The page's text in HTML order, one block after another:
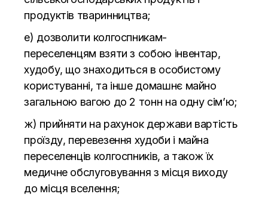
продуктів тваринництва;
е) дозволити колгоспникам-
переселенцям взяти з собою інвентар,
худобу, що знаходиться в особистому
користуванні, та інше домашнє майно
загальною вагою до 2 тонн на одну сім’ю;
ж) прийняти на рахунок держави вартість
проїзду, перевезення худоби і майна
переселенців колгоспників, а також їх
медичне обслуговування з місця виходу
до місця вселення;